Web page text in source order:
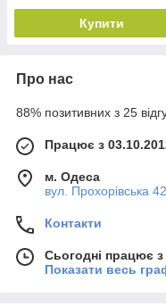
Купити
Про нас
88% позитивних з 25
Працює з
м. Одеса
вул. Прохорівська
Контакти
Сьогодні працює
Показати весь